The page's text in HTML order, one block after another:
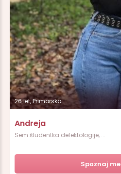
26 let, Primorska
Andreja
Sem študentka defektologije, ...
Spoznaj me